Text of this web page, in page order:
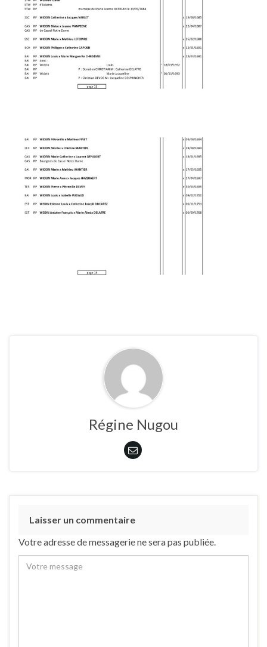
Régine Nugou
Laisser un commentaire
Votre adresse de messagerie ne sera pas publiée.